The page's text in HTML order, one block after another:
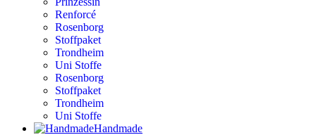
Renforcé
Rosenborg
Stoffpaket
Trondheim
Uni Stoffe
Rosenborg
Stoffpaket
Trondheim
Uni Stoffe
Handmade